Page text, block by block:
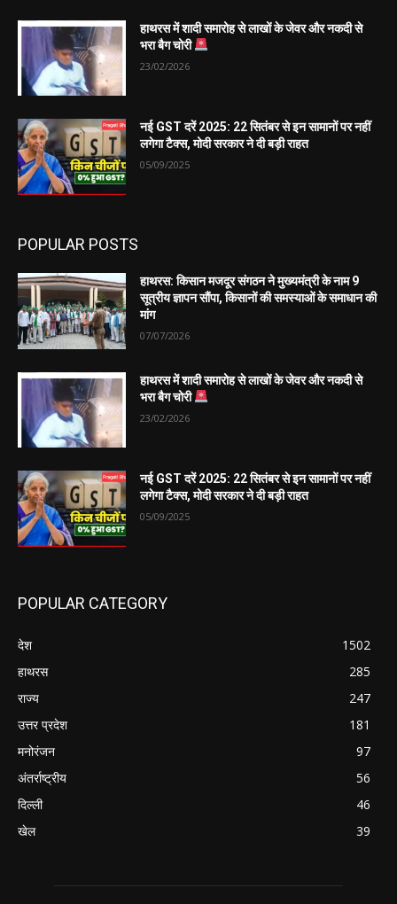
हाथरस में शादी समारोह से लाखों के जेवर और नकदी से
भरा बैग चोरी
23/02/2026
नई GST दरें 2025: 22 सितंबर से इन सामानों पर नहीं
लगेगा टैक्स, मोदी सरकार ने दी बड़ी राहत
05/09/2025
POPULAR POSTS
हाथरस: किसान मजदूर संगठन ने मुख्यमंत्री के नाम 9
सूत्रीय ज्ञापन सौंपा, किसानों की समस्याओं के समाधान की
मांग
07/07/2026
हाथरस में शादी समारोह से लाखों के जेवर और नकदी से
भरा बैग चोरी
23/02/2026
नई GST दरें 2025: 22 सितंबर से इन सामानों पर नहीं
लगेगा टैक्स, मोदी सरकार ने दी बड़ी राहत
05/09/2025
POPULAR CATEGORY
देश
1502
हाथरस
285
राज्य
247
उत्तर प्रदेश
181
मनोरंजन
97
अंतर्राष्ट्रीय
56
दिल्ली
46
खेल
39